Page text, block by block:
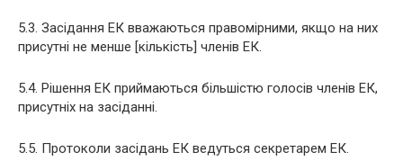
5.3. Засідання ЕК вважаються правомірними, якщо на них
присутні не менше [кількість] членів ЕК.
5.4. Рішення ЕК приймаються більшістю голосів членів ЕК,
присутніх на засіданні.
5.5. Протоколи засідань ЕК ведуться секретарем ЕК.